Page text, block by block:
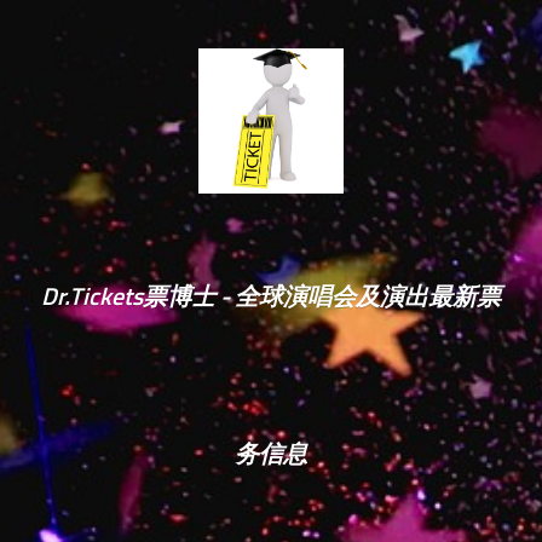
Dr.Tickets票博士 - 全球演唱会及演出最新票
务信息